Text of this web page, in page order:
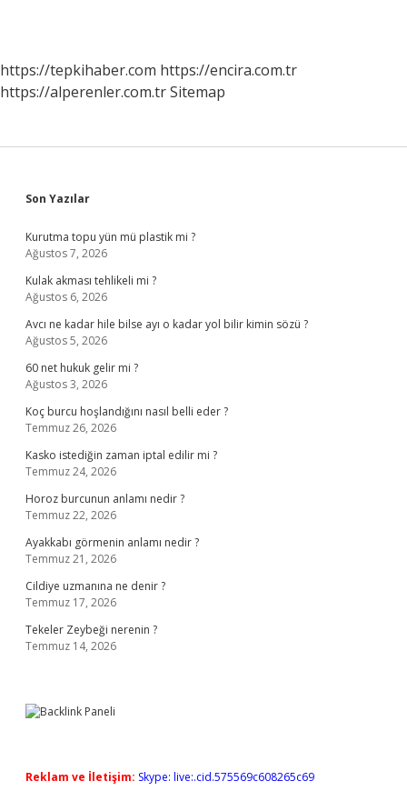
https://tepkihaber.com https://encira.com.tr
https://alperenler.com.trSitemap
Sidebar
Son Yazılar
Kurutma topu yün mü plastik mi ?
Ağustos 7, 2026
Kulak akması tehlikeli mi ?
Ağustos 6, 2026
Avcı ne kadar hile bilse ayı o kadar yol bilir kimin sözü ?
Ağustos 5, 2026
60 net hukuk gelir mi ?
Ağustos 3, 2026
Koç burcu hoşlandığını nasıl belli eder ?
Temmuz 26, 2026
Kasko istediğin zaman iptal edilir mi ?
Temmuz 24, 2026
Horoz burcunun anlamı nedir ?
Temmuz 22, 2026
Ayakkabı görmenin anlamı nedir ?
Temmuz 21, 2026
Cildiye uzmanına ne denir ?
Temmuz 17, 2026
Tekeler Zeybeği nerenin ?
Temmuz 14, 2026
Reklam ve İletişim: Skype: live:.cid.575569c608265c69